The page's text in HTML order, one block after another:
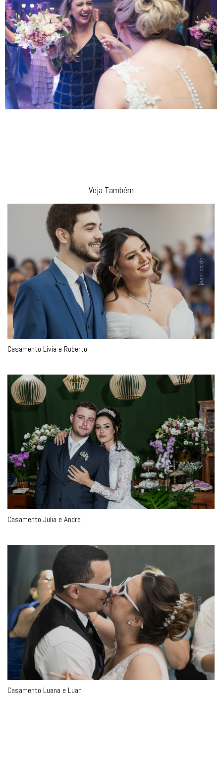
Veja Também
Casamento Livia e Roberto
Casamento Julia e Andre
Casamento Luana e Luan